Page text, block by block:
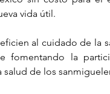
vida útil.
al cuidado de la
fomentando la
de los